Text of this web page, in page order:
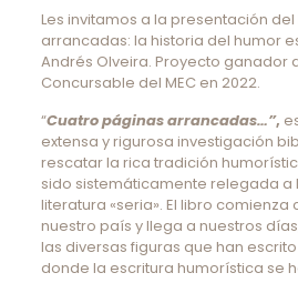
Les invitamos a la presentación
arrancadas: la historia del humor
Andrés Olveira. Proyecto ganador
Concursable del MEC en 2022.
“Cuatro páginas arrancadas…”,
extensa y rigurosa investigación
rescatar la rica tradición
sido sistemáticamente relegada a
literatura «seria». El libro
nuestro país y llega a nuestros
las diversas figuras que han
donde la escritura humorística se